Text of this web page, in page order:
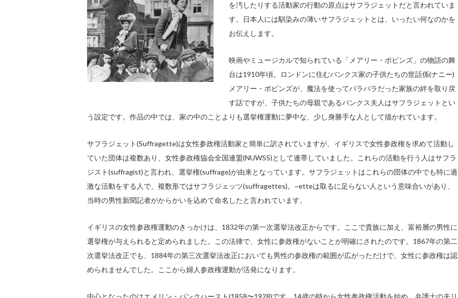
を汚したりする活動家の行動の原点はサフラジェットだと言われていま
す。日本人には馴染みの薄いサフラジェットとは、いったい何なのかを
お伝えします。
映画やミュージカルで知られている「メアリー・ポピンズ」の物語の舞
台は1910年頃。ロンドンに住むバンクス家の子供たちの世話係(ナニー)
メアリー・ポピンズが、魔法を使ってバラバラだった家族の絆を取り戻
す話ですが、子供たちの母親であるバンクス夫人はサフラジェットとい
う設定です。作品の中では、家の中のことよりも選挙権運動に夢中な、少し身勝手な人として描かれています。
サフラジェット(Suffragette)は女性参政権活動家と簡単に訳されていますが、イギリスで女性参政権を求めて活動し
ていた団体は複数あり、女性参政権協会全国連盟(NUWSS)として連帯していました。これらの活動を行う人はサフラ
ジスト(suffragist)と言われ、選挙権(suffrage)が由来となっています。サフラジェットはこれらの団体の中でも特に過
激な活動をする人で、複数形ではサフラジェッツ(suffragettes)。~etteは取るに足らない人という意味合いがあり、
当時の男性新聞記者がからかいを込めて命名したと言われています。
イギリスの女性参政権運動のきっかけは、1832年の第一次選挙法改正からです。ここで貴族に加え、富裕層の男性に
選挙権が与えられると定められました。この法律で、女性に参政権がないことが明確にされたのです。1867年の第二
次選挙法改正でも、1884年の第三次選挙法改正においても男性の参政権の範囲が広がっただけで、女性に参政権は認
められませんでした。ここから婦人参政権運動が活発になります。
中心となったのはエメリン・パンクハースト(1858〜1928)です。14歳の時から女性参政権活動を始め、弁護士の夫リ